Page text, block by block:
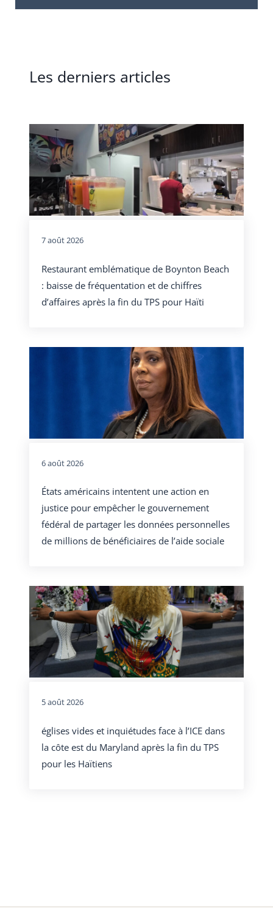
Les derniers articles
7 août 2026
Restaurant emblématique de Boynton Beach
: baisse de fréquentation et de chiffres
d’affaires après la fin du TPS pour Haïti
6 août 2026
États américains intentent une action en
justice pour empêcher le gouvernement
fédéral de partager les données personnelles
de millions de bénéficiaires de l’aide sociale
5 août 2026
églises vides et inquiétudes face à l’ICE dans
la côte est du Maryland après la fin du TPS
pour les Haïtiens